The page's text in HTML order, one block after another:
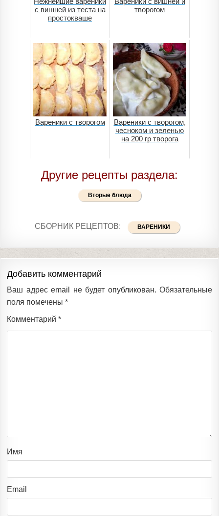
с вишней из теста на
простокваше
творогом
Вареники с творогом
Вареники с творогом,
чесноком и зеленью
на 200 гр творога
Другие рецепты раздела:
Вторые блюда
СБОРНИК РЕЦЕПТОВ: ВАРЕНИКИ
Добавить комментарий
Ваш адрес email не будет опубликован. Обязательные
поля помечены *
Комментарий *
Имя
Email